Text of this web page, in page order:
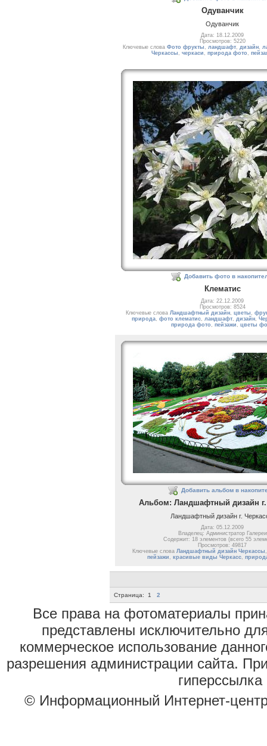
Одуванчик
Одуванчик
Дата: 18.12.2009
Просмотров: 5220
Ключевые слова Фото фрукты , ландшафт, дизайн,
Черкассы , черкаси , природа фото ,
Добавить фото в
Клематис
Дата: 22.12.2009
Просмотров: 8524
Ключевые слова Ландшафтный дизайн, цветы
природа фото клематис ландшафт дизайн
природа фото
пейзажи цветы
Добавить альбом в
Альбом: Ландшафтный дизайн
Ландшафтный дизайн г.
Дата: 05.12.2009
Владелец: Администратор Галереи
Содержит: 18 элементов (всего 55
Просмотров: 49817
Ключевые слова Ландшафтный дизайн Черкассы
пейзажи , красивые виды Черкасс,
Страница: 1 2
Все права на фотоматериалы
представлены исключительно
коммерческое использование
разрешения администрации сайта.
гиперссылка
© Информационный Интернет-